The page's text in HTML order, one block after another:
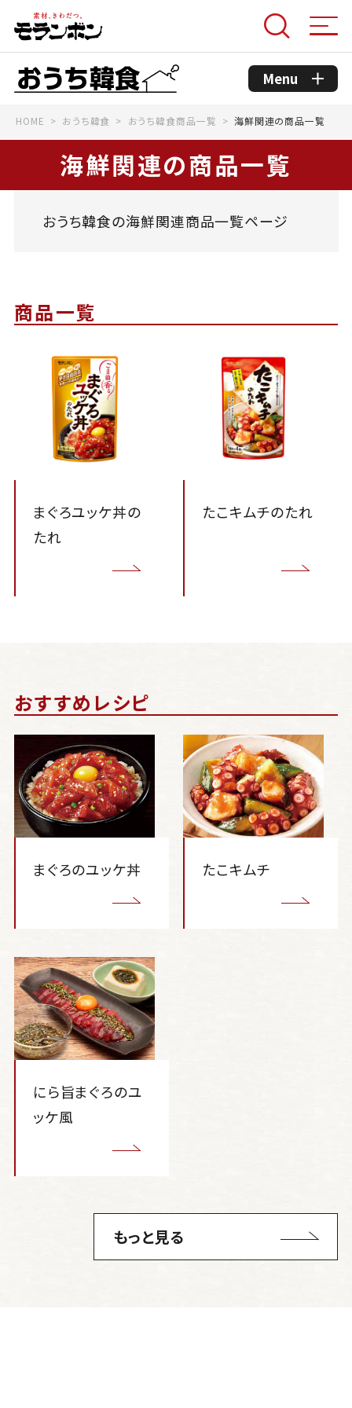
Menu
モランボンのこだわり
コンセプト
韓国グルメ情報館
HOME おうち韓食 おうち韓食商品一覧 海鮮関連の商品一覧
海鮮関連の商品一覧
おうち韓食の海鮮関連商品一覧ページ
商品一覧
まぐろユッケ丼の
たれ
たこキムチのたれ
おすすめレシピ
まぐろのユッケ丼 たこキムチ
にら旨まぐろのユ
ッケ風
もっと見る